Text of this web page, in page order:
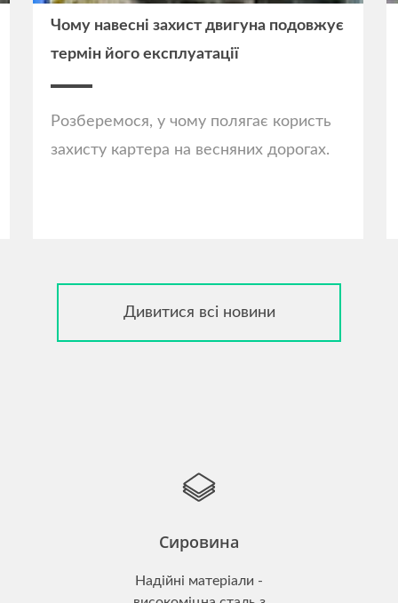
Чому навесні захист двигуна подовжує
термін його експлуатації
Розберемося, у чому полягає користь
захисту картера на весняних дорогах.
Дивитися всі новини
Сировина
Надійні матеріали -